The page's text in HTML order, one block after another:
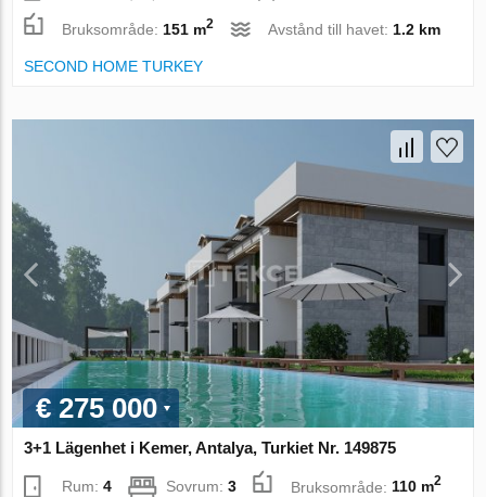
Bruksområde: 151 m2 Avstånd till havet: 1.2 km
SECOND HOME TURKEY
€ 275 000
3+1 Lägenhet i Kemer, Antalya, Turkiet Nr. 149875
Rum:4 Sovrum:3 Bruksområde:110 m2